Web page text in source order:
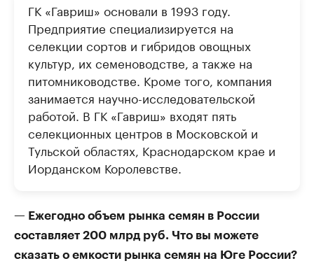
ГК «Гавриш» основали в 1993 году.
Предприятие специализируется на
селекции сортов и гибридов овощных
культур, их семеноводстве, а также на
питомниководстве. Кроме того, компания
занимается научно-исследовательской
работой. В ГК «Гавриш» входят пять
селекционных центров в Московской и
Тульской областях, Краснодарском крае и
Иорданском Королевстве.
— Ежегодно объем рынка семян в России
составляет 200 млрд руб. Что вы можете
сказать о емкости рынка семян на Юге России?